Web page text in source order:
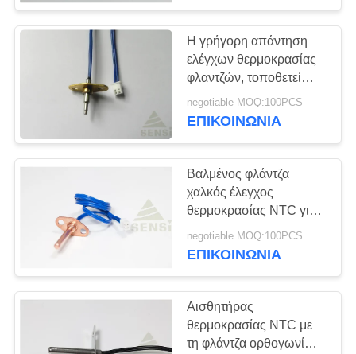
ΜΑΣ
ΜΕ
ΕΙΔΉΣΕΙΣ
ΖΗΤΉΣΤΕ
ΑΠΌΣΠΑΣΜΑ
Τοποθετημένη σε
κάψα γυαλί θερμική
αντίσταση NTC
Αισθητήρας
θερμοκρασίας NTC
42
Η γρήγορη απάντηση
ελέγχων θερμοκρασίας
φλαντζών, τοποθετεί
αιχμή σε ευαίσθητο με τη
μορφή σφαιρών
negotiable MOQ:100PCS
ΕΠΙΚΟΙΝΩΝΙΑ
Βαλμένος φλάντζα
χαλκός έλεγχος
θερμοκρασίας NTC για
το στεγνωτήρα/το
θερμοσίφωνα/το φούρνο
negotiable MOQ:100PCS
ΕΠΙΚΟΙΝΩΝΙΑ
Αισθητήρας
θερμοκρασίας NTC με
τη φλάντζα ορθογωνίων